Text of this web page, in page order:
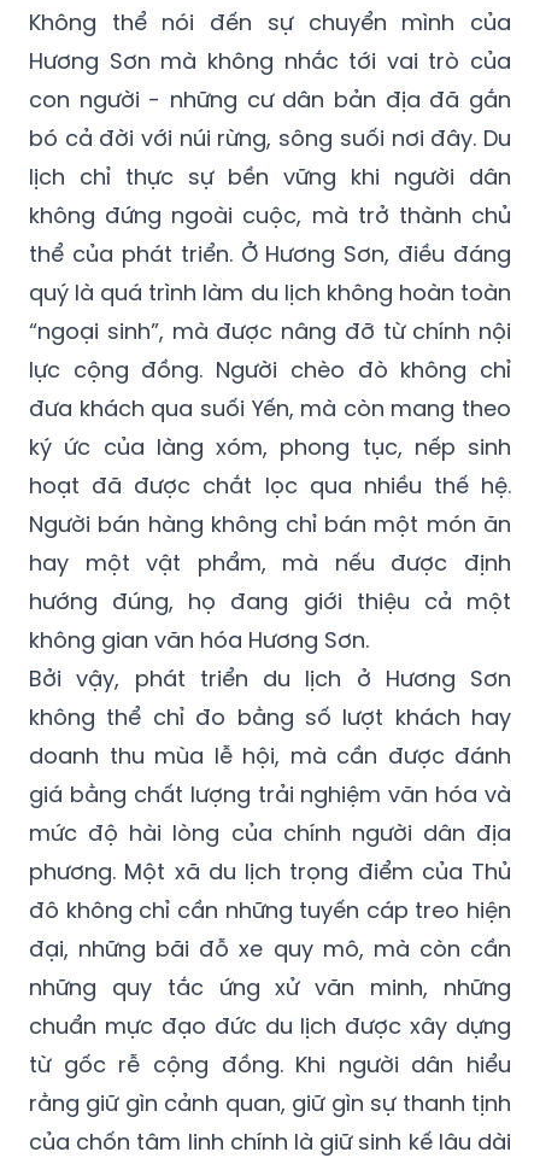
Không thể nói đến sự chuyển mình của
Hương Sơn mà không nhắc tới vai trò của
con người - những cư dân bản địa đã gắn
bó cả đời với núi rừng, sông suối nơi đây. Du
lịch chỉ thực sự bền vững khi người dân
không đứng ngoài cuộc, mà trở thành chủ
thể của phát triển. Ở Hương Sơn, điều đáng
quý là quá trình làm du lịch không hoàn toàn
“ngoại sinh”, mà được nâng đỡ từ chính nội
lực cộng đồng. Người chèo đò không chỉ
đưa khách qua suối Yến, mà còn mang theo
ký ức của làng xóm, phong tục, nếp sinh
hoạt đã được chắt lọc qua nhiều thế hệ.
Người bán hàng không chỉ bán một món ăn
hay một vật phẩm, mà nếu được định
hướng đúng, họ đang giới thiệu cả một
không gian văn hóa Hương Sơn.
Bởi vậy, phát triển du lịch ở Hương Sơn
không thể chỉ đo bằng số lượt khách hay
doanh thu mùa lễ hội, mà cần được đánh
giá bằng chất lượng trải nghiệm văn hóa và
mức độ hài lòng của chính người dân địa
phương. Một xã du lịch trọng điểm của Thủ
đô không chỉ cần những tuyến cáp treo hiện
đại, những bãi đỗ xe quy mô, mà còn cần
những quy tắc ứng xử văn minh, những
chuẩn mực đạo đức du lịch được xây dựng
từ gốc rễ cộng đồng. Khi người dân hiểu
rằng giữ gìn cảnh quan, giữ gìn sự thanh tịnh
của chốn tâm linh chính là giữ sinh kế lâu dài